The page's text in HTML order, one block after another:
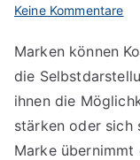
Keine Kommentarezu
Marken können
die
ihnen die
stärken oder sich
Marke übernimmt